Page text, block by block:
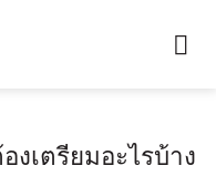
เตรียมอะไรบ้าง